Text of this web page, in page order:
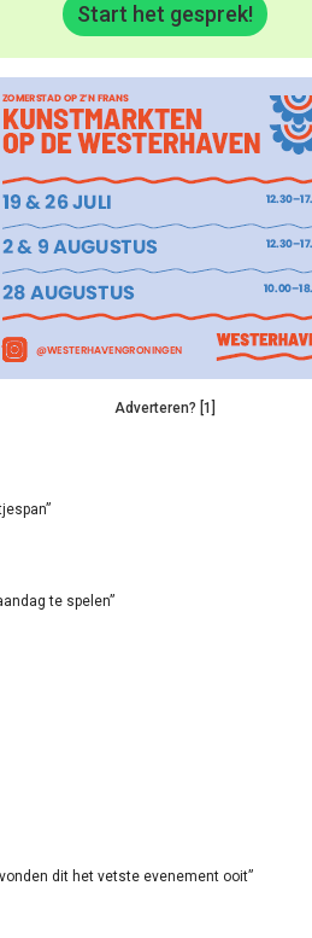
Start het gesprek!
Adverteren? [1]
te spelen”
dit het vetste evenement ooit”